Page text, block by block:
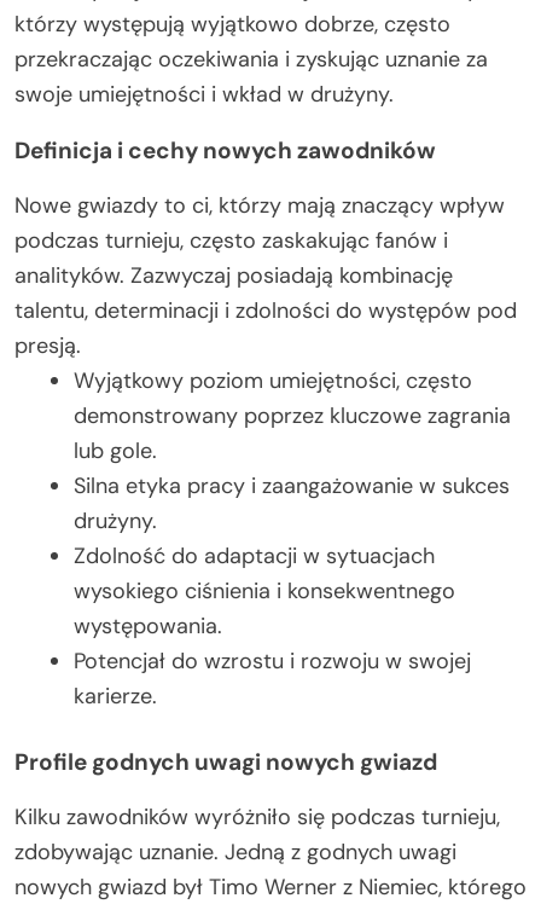
którzy występują wyjątkowo dobrze, często
przekraczając oczekiwania i zyskując uznanie za
swoje umiejętności i wkład w drużyny.
Definicja i cechy nowych zawodników
Nowe gwiazdy to ci, którzy mają znaczący wpływ
podczas turnieju, często zaskakując fanów i
analityków. Zazwyczaj posiadają kombinację
talentu, determinacji i zdolności do występów pod
presją.
Wyjątkowy poziom umiejętności, często
demonstrowany poprzez kluczowe zagrania
lub gole.
Silna etyka pracy i zaangażowanie w sukces
drużyny.
Zdolność do adaptacji w sytuacjach
wysokiego ciśnienia i konsekwentnego
występowania.
Potencjał do wzrostu i rozwoju w swojej
karierze.
Profile godnych uwagi nowych gwiazd
Kilku zawodników wyróżniło się podczas turnieju,
zdobywając uznanie. Jedną z godnych uwagi
nowych gwiazd był Timo Werner z Niemiec, którego